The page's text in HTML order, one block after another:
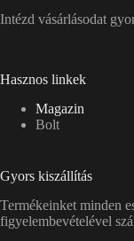
Intézd vásárlásodat
Hasznos linkek
Magazin
Bolt
Gyors kiszállítás
Termékeinket minden
figyelembevételével